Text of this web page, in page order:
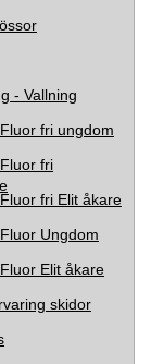
- Vallning
fri ungdom
fri
fri Elit åkare
Ungdom
Elit åkare
skidor